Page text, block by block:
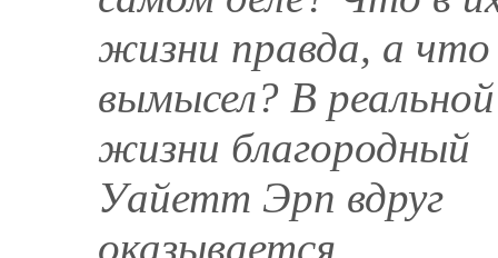
жизни правда, а что
вымысел? В реальной
жизни благородный
Уайетт Эрп вдруг
оказывается